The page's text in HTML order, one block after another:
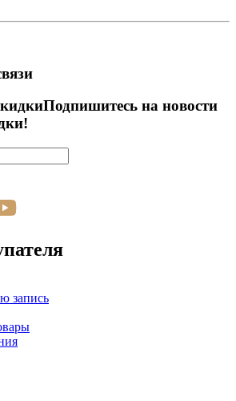
Подпишитесь на новости
запись